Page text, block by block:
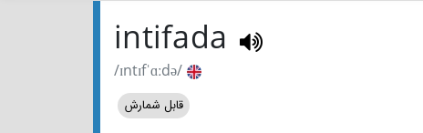
intifada
/ɪntɪfˈɑːdə/
قابل شمارش